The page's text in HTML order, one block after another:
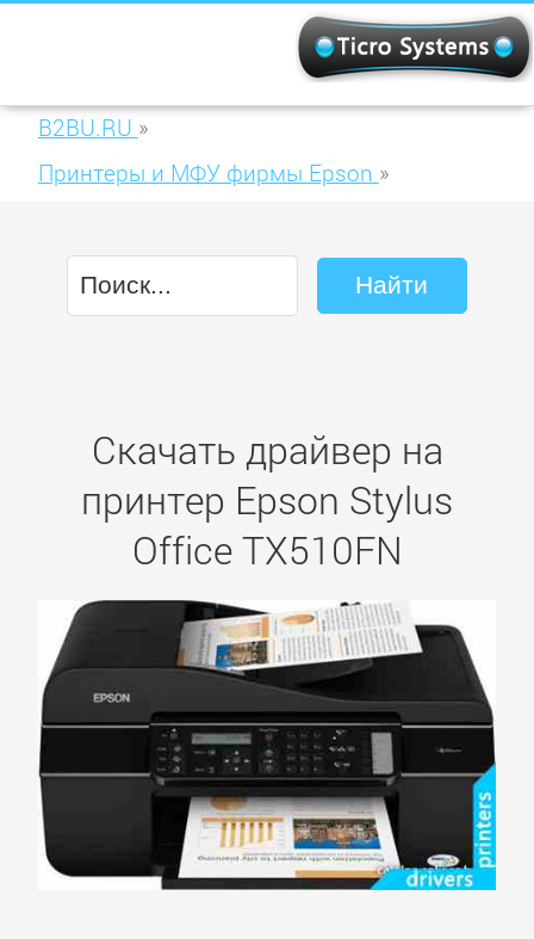
B2BU.RU »
Принтеры и МФУ фирмы Epson »
Скачать драйвер на
принтер Epson Stylus
Office TX510FN